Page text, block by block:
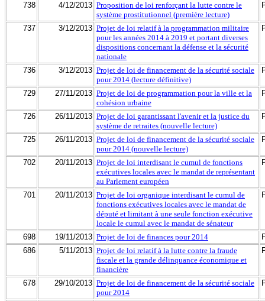
738 4/12/2013 Proposition de loi renforçant la lutte contre le
système prostitutionnel (première lecture)
737 3/12/2013 Projet de loi relatif à la programmation militaire
pour les années 2014 à 2019 et portant diverses
dispositions concernant la défense et la sécurité
nationale
736 3/12/2013 Projet de loi de financement de la sécurité sociale
pour 2014 (lecture définitive)
729 27/11/2013 Projet de loi de programmation pour la ville et la
cohésion urbaine
726 26/11/2013 Projet de loi garantissant l'avenir et la justice du
système de retraites (nouvelle lecture)
725 26/11/2013 Projet de loi de financement de la sécurité sociale
pour 2014 (nouvelle lecture)
702 20/11/2013 Projet de loi interdisant le cumul de fonctions
exécutives locales avec le mandat de représentant
au Parlement européen
701 20/11/2013 Projet de loi organique interdisant le cumul de
fonctions exécutives locales avec le mandat de
député et limitant à une seule fonction exécutive
locale le cumul avec le mandat de sénateur
698 19/11/2013 Projet de loi de finances pour 2014
686
5/11/2013 Projet de loi relatif à la lutte contre la fraude
fiscale et la grande délinquance économique et
financière
678 29/10/2013 Projet de loi de financement de la sécurité sociale
pour 2014